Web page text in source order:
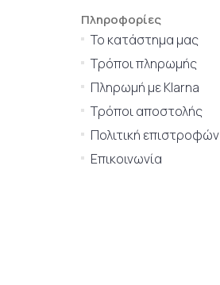
Πληροφορίες
Το κατάστημα μας
Τρόποι πληρωμής
Πληρωμή με Klarna
Τρόποι αποστολής
Πολιτική επιστροφών
Επικοινωνία